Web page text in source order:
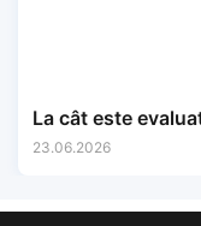
La cât este
23.06.2026